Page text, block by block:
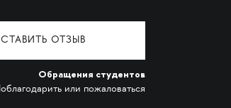
ОТЗЫВ
Обращения студентов
или пожаловаться